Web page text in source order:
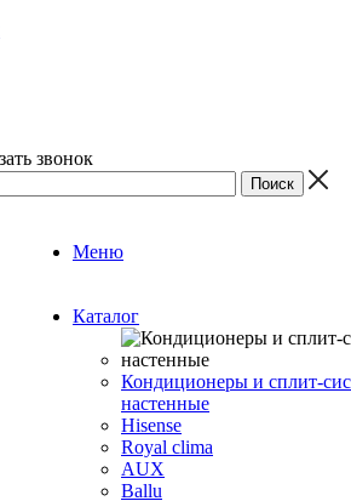
звонок
Меню
Каталог
Кондиционеры и сплит-
настенные
Hisense
Royal clima
AUX
Ballu